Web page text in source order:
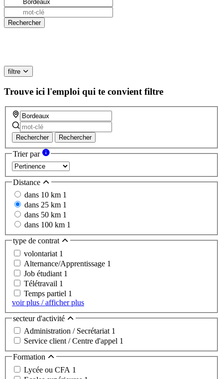
filtre
Trouve ici l'emploi qui te convient filtre
Rechercher Rechercher
Trier par
Distance
dans 10 km 1
dans 25 km 1
dans 50 km 1
dans 100 km 1
type de contrat
volontariat 1
Alternance/Apprentissage 1
Job étudiant 1
Télétravail 1
Temps partiel 1
voir plus / afficher plus
secteur d'activité
Administration / Secrétariat 1
Service client / Centre d'appel 1
Formation
Lycée ou CFA 1